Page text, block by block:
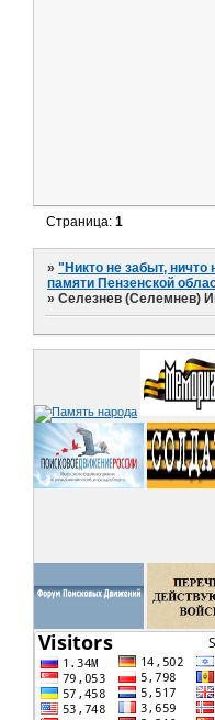
Страница:1
»"Никто не забыт, ничто
памяти Пензенской
»Селезнев (Селемнев)